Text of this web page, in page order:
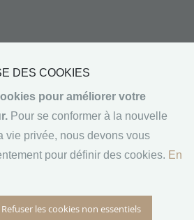
DES COOKIES
pour améliorer votre
Pour se conformer à la nouvelle
vie privée, nous devons vous
pour définir des cookies. En
Refuser les cookies non essentiels
VENTE